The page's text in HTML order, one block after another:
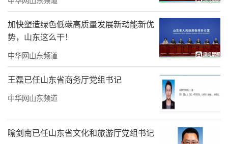
实验学校
首批“百所家长示范学校”
加快塑造绿色低碳高质量发展新动能新优
势，山东这么干！
中华网山东频道
王磊已任山东省商务厅党组书记
中华网山东频道
喻剑南已任山东省文化和旅游厅党组书记